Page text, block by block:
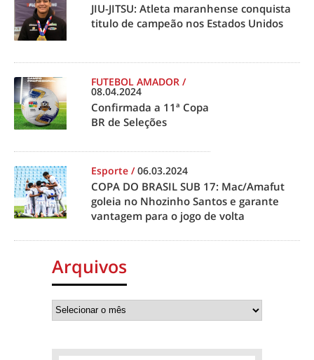
JIU-JITSU: Atleta maranhense conquista
titulo de campeão nos Estados Unidos
FUTEBOL AMADOR /
08.04.2024
Confirmada a 11ª Copa
BR de Seleções
Esporte /06.03.2024
COPA DO BRASIL SUB 17: Mac/Amafut
goleia no Nhozinho Santos e garante
vantagem para o jogo de volta
Arquivos